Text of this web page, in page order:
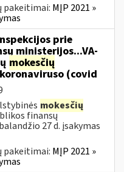
pakeitimai: MĮP 2021 »
prie
ministerijos...VA-
mokesčių
(covid
mokesčių
finansų
27 d. įsakymas
pakeitimai: MĮP 2021 »